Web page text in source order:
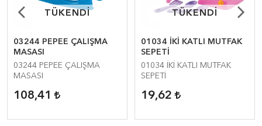
TÜKENDİ
TÜKENDİ
03244 PEPEE ÇALIŞMA
MASASI
03244 PEPEE ÇALIŞMA
MASASI
108,41
TÜKENDİ
TÜKENDİ
01034 İKİ KATLI MUTFAK
SEPETİ
01034 İKİ KATLI MUTFAK
SEPETİ
19,62